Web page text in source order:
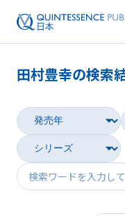
田村豊幸の検索